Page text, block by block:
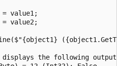
value1;
value2;
displays the following